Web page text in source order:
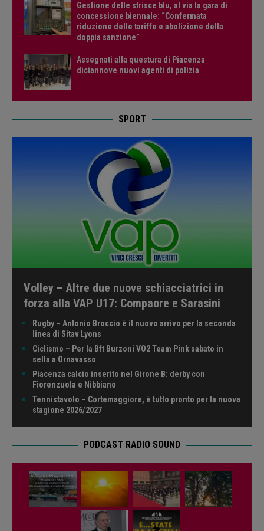
Gestione delle strisce blu, al via la gara di
concessione biennale: “Confermata
riduzione delle tariffe e abolizione della
doppia sanzione”
Assegnati alla questura di Piacenza
diciannove nuovi agenti di polizia
SPORT
Volley – Altre due nuove schiacciatrici in
forza alla VAP U17: Compaore e Sarasini
Rugby – Antonio Broccio è il nuovo arrivo per la seconda
linea di Sitav Lyons
Ciclismo – Per la Bft Burzoni VO2 Team Pink sabato in
sella a Ornavasso
Piacenza calcio inserito nel Girone B: derby con
Fiorenzuola e Nibbiano
Tennistavolo – Cortemaggiore, è tutto pronto per la nuova
stagione 2026/2027
PODCAST RADIO SOUND